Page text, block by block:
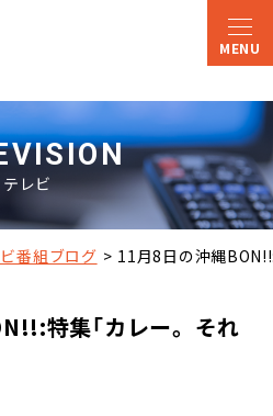
テレビ
番組ブログ 11月8日の沖縄
特集｢カレー。それ